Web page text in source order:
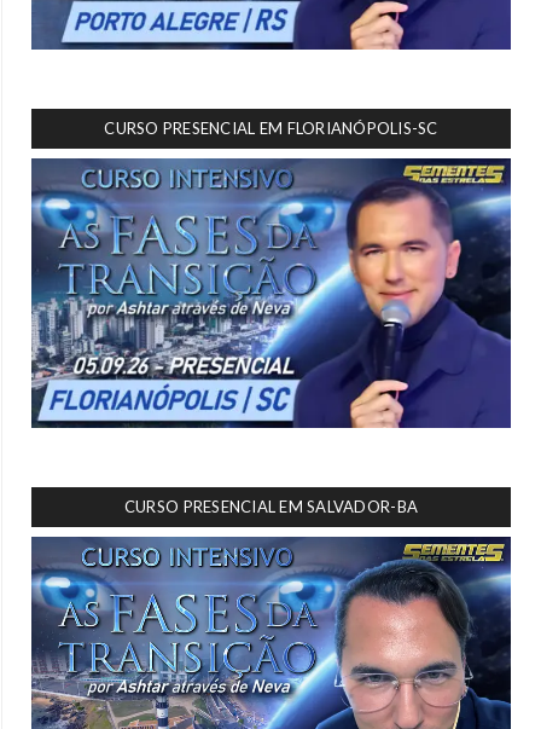
CURSO PRESENCIAL EM FLORIANÓPOLIS-SC
CURSO PRESENCIAL EM SALVADOR-BA